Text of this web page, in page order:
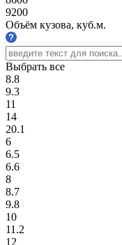
9200
Объём кузова, куб.м.
Выбрать все
8.8
9.3
11
14
20.1
6
6.5
6.6
8
8.7
9.8
10
11.2
12